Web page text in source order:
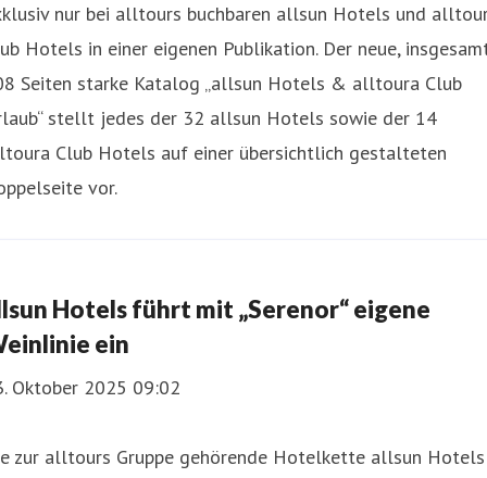
nur bei alltours buchbaren allsun Hotels und
Hotels in einer eigenen Publikation. Der neue,
Seiten starke Katalog „allsun Hotels & alltoura Club
stellt jedes der 32 allsun Hotels sowie der 14
Club Hotels auf einer übersichtlich gestalteten
vor.
Hotels führt mit „Serenor“ eigene
ein
Oktober 2025 09:02
zur alltours Gruppe gehörende Hotelkette allsun Hotels